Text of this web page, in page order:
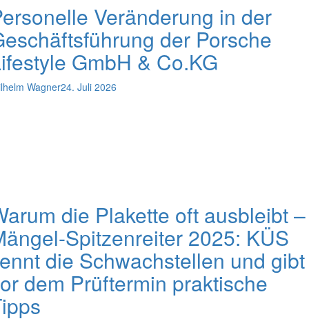
Veränderung in der
der Porsche
GmbH & Co.KG
Wagner24. Juli 2026
die Plakette oft ausbleibt –
Spitzenreiter 2025: KÜS
die Schwachstellen und gibt
dem Prüftermin praktische